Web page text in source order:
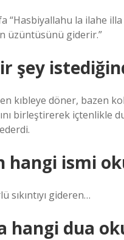
“Hasbiyallahu la ilahe
üzüntüsünü giderir.”
şey
kıbleye döner, bazen
birleştirerek
hangi ismi
sıkıntıyı gideren…
hangi dua